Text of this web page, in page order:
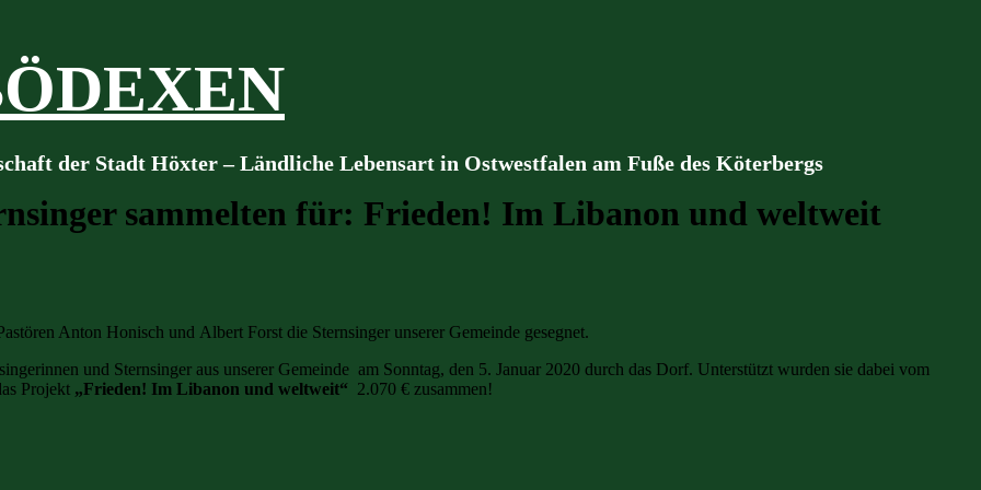
der Stadt Höxter – Ländliche Lebensart in Ostwestfalen am Fuße des Köterbergs
sammelten für: Frieden! Im Libanon und weltweit
Anton Honisch und Albert Forst die Sternsinger unserer Gemeinde gesegnet.
und Sternsinger aus unserer Gemeinde am Sonntag, den 5. Januar 2020 durch das Dorf. Unterstützt wurden sie dabei vom
Projekt „Frieden! Im Libanon und weltweit“ 2.070 € zusammen!